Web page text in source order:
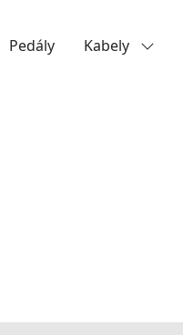
Pedály Kabely